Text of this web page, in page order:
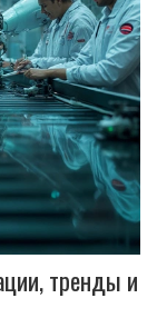
тренды и